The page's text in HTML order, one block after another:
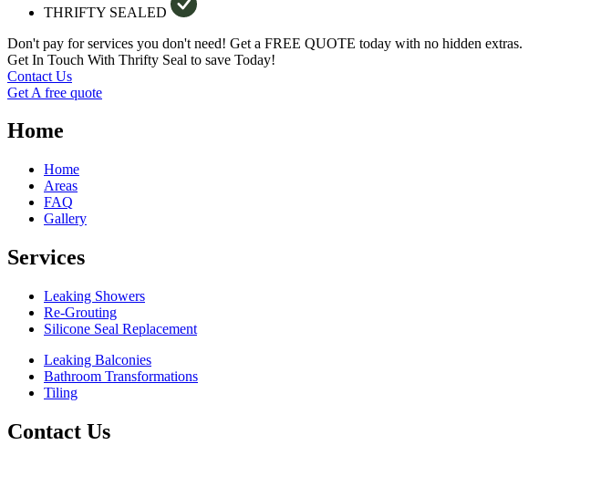
THRIFTY SEALED
Don't pay for services you don't need! Get a FREE QUOTE today with no hidden extras.
Get In Touch With Thrifty Seal to save Today!
Contact Us
Get A free quote
Home
Home
Areas
FAQ
Gallery
Services
Leaking Showers
Re-Grouting
Silicone Seal Replacement
Leaking Balconies
Bathroom Transformations
Tiling
Contact Us